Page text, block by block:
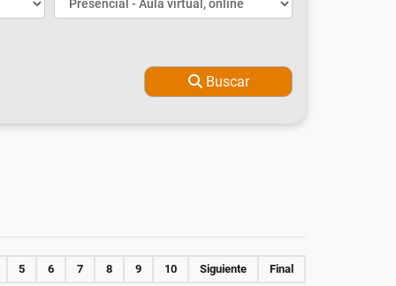
Buscar
5 6 7 8 9 10 Siguiente Final